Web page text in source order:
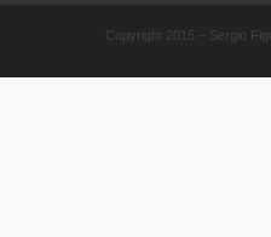
Copyright 2015 – Sergio